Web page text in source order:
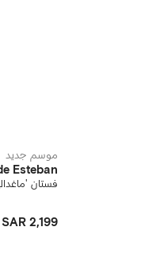
موسم جديد
Esteban
فستان
SAR 2,199